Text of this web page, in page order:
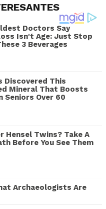
Doctors Say
Isn't Age: Just Stop
3 Beverages
Discovered This
Mineral That Boosts
Seniors Over 60
Hensel Twins? Take A
Before You See Them
Archaeologists Are